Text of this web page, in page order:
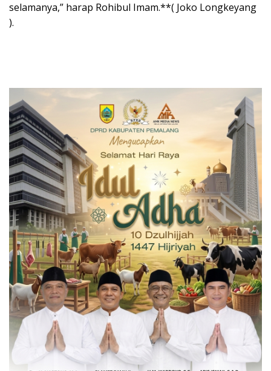
selamanya,” harap Rohibul Imam.**( Joko Longkeyang
).